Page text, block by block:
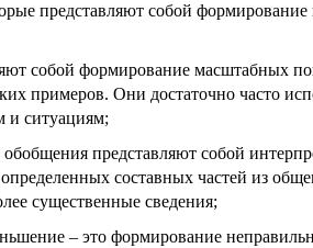
представляют собой формирование
собой формирование масштабных
примеров. Они достаточно часто
и ситуациям;
представляют собой
составных частей из
существенные сведения;
– это формирование